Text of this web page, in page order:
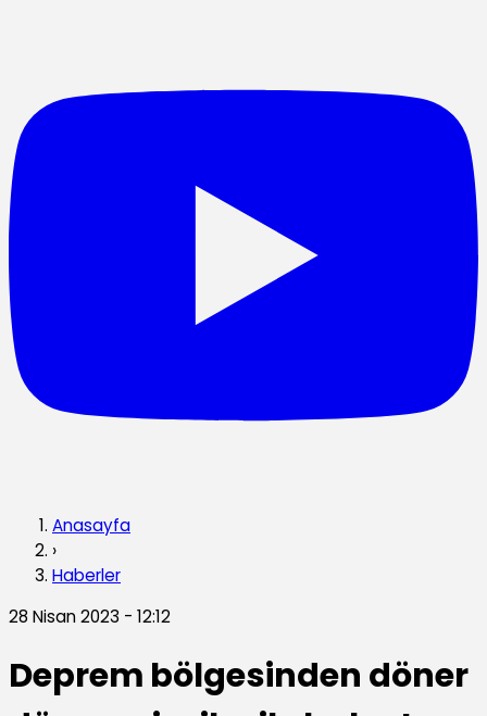
Anasayfa
›
Haberler
28 Nisan 2023 - 12:12
Deprem bölgesinden döner